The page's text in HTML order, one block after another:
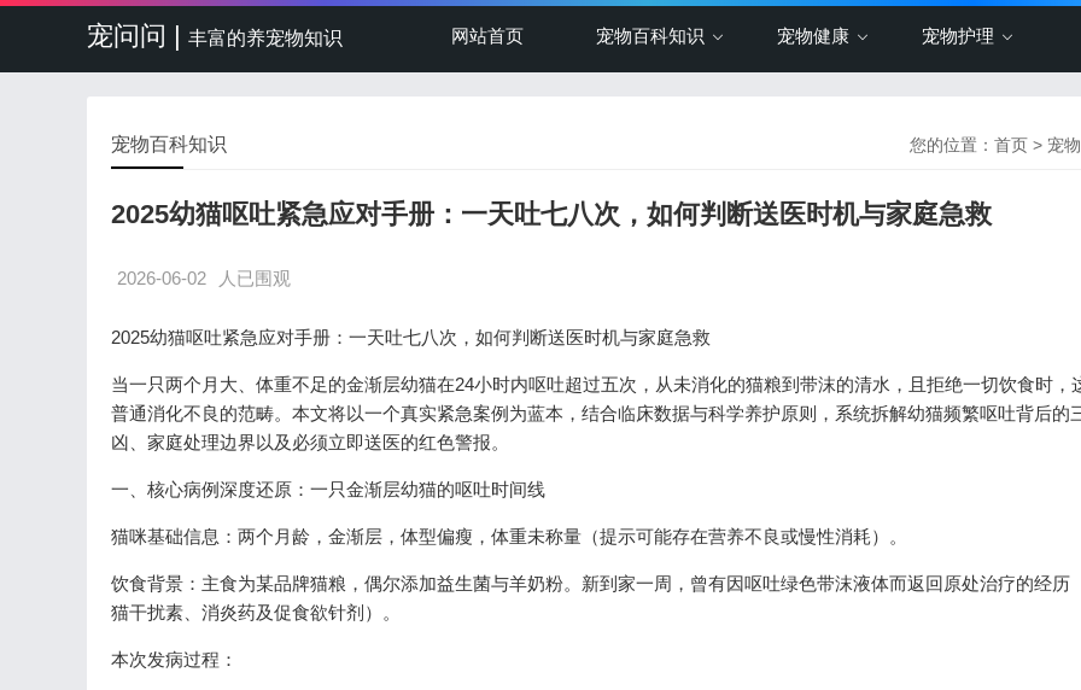
宠问问 | 丰富的养宠物知识 网站首页 宠物百科知识 宠物健康 宠物护理
您的位置： 首页 > 宠
宠物百科知识
2025幼猫呕吐紧急应对手册：一天吐七八次，如何判断送医时机与家庭急救
2026-06-02 人已围观
2025幼猫呕吐紧急应对手册：一天吐七八次，如何判断送医时机与家庭急救
当一只两个月大、体重不足的金渐层幼猫在24小时内呕吐超过五次，从未消化的猫粮到带沫的清水，且拒绝一切饮食时，
普通消化不良的范畴。本文将以一个真实紧急案例为蓝本，结合临床数据与科学养护原则，系统拆解幼猫频繁呕吐背后的
凶、家庭处理边界以及必须立即送医的红色警报。
一、核心病例深度还原：一只金渐层幼猫的呕吐时间线
猫咪基础信息：两个月龄，金渐层，体型偏瘦，体重未称量（提示可能存在营养不良或慢性消耗）。
饮食背景：主食为某品牌猫粮，偶尔添加益生菌与羊奶粉。新到家一周，曾有因呕吐绿色带沫液体而返回原处治疗的经历
猫干扰素、消炎药及促食欲针剂）。
本次发病过程：